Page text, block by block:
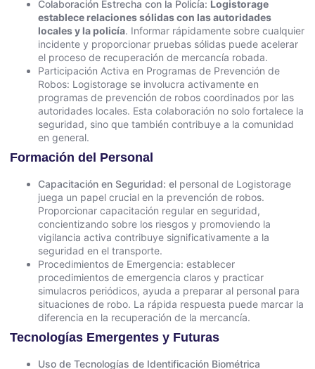
Colaboración Estrecha con la Policía: Logistorage
establece relaciones sólidas con las autoridades
locales y la policía. Informar rápidamente sobre cualquier
incidente y proporcionar pruebas sólidas puede acelerar
el proceso de recuperación de mercancía robada.
Participación Activa en Programas de Prevención de
Robos: Logistorage se involucra activamente en
programas de prevención de robos coordinados por las
autoridades locales. Esta colaboración no solo fortalece la
seguridad, sino que también contribuye a la comunidad
en general.
Formación del Personal
Capacitación en Seguridad: el personal de Logistorage
juega un papel crucial en la prevención de robos.
Proporcionar capacitación regular en seguridad,
concientizando sobre los riesgos y promoviendo la
vigilancia activa contribuye significativamente a la
seguridad en el transporte.
Procedimientos de Emergencia: establecer
procedimientos de emergencia claros y practicar
simulacros periódicos, ayuda a preparar al personal para
situaciones de robo. La rápida respuesta puede marcar la
diferencia en la recuperación de la mercancía.
Tecnologías Emergentes y Futuras
Uso de Tecnologías de Identificación Biométrica